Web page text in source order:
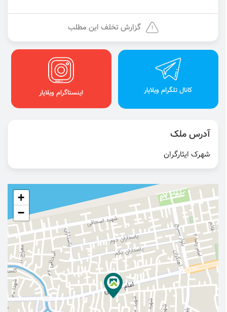
گزارش تخلف این مطلب
کانال تلگرام ویلایار اینستاگرام ویلایار
آدرس ملک
شهرک ایثارگران
+
−